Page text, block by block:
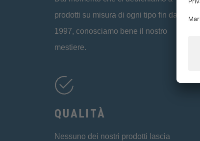
prodotti su misura di ogni tipo fin dal
1997, conosciamo bene il nostro
mestiere.
QUALITÀ
Nessuno dei nostri prodotti lascia